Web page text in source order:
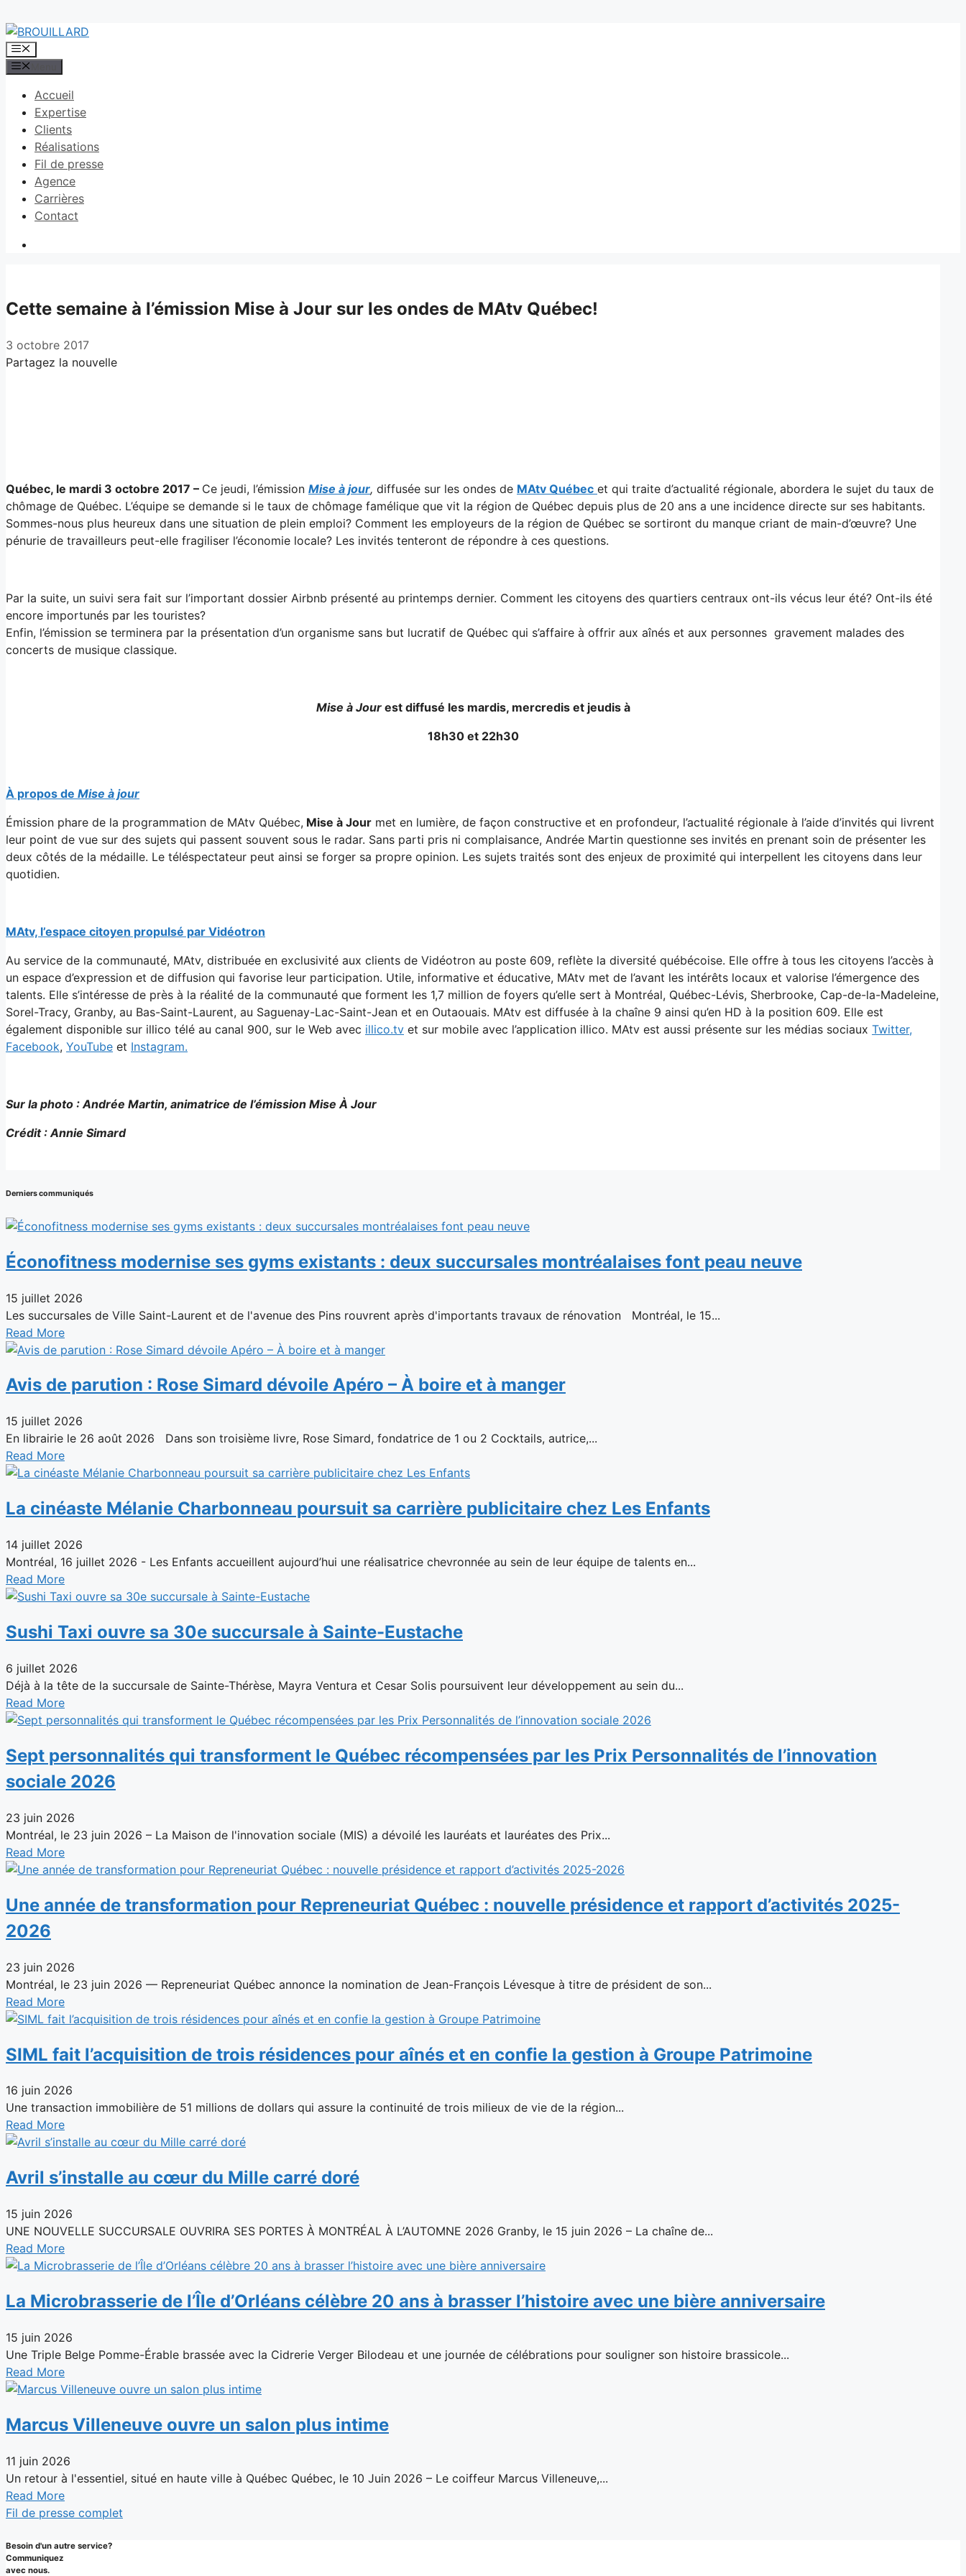
Aller
au
contenu
Menu
Accueil
Expertise
Clients
Réalisations
Fil de presse
Agence
Carrières
Contact
Cette semaine à l’émission Mise à Jour sur les ondes de MAtv Québec!
3 octobre 2017
Partagez la nouvelle
Email
Québec, le mardi 3 octobre 2017 – Ce jeudi, l’émission Mise à jour, diffusée sur les ondes de MAtv Québec et qui traite d’actualité régionale, abordera le sujet du taux de
chômage de Québec. L’équipe se demande si le taux de chômage famélique que vit la région de Québec depuis plus de 20 ans a une incidence directe sur ses habitants.
Sommes-nous plus heureux dans une situation de plein emploi? Comment les employeurs de la région de Québec se sortiront du manque criant de main-d’œuvre? Une
pénurie de travailleurs peut-elle fragiliser l’économie locale? Les invités tenteront de répondre à ces questions.
Par la suite, un suivi sera fait sur l’important dossier Airbnb présenté au printemps dernier. Comment les citoyens des quartiers centraux ont-ils vécus leur été? Ont-ils été
encore importunés par les touristes?
Enfin, l’émission se terminera par la présentation d’un organisme sans but lucratif de Québec qui s’affaire à offrir aux aînés et aux personnes gravement malades des
concerts de musique classique.
Mise à Jour est diffusé les mardis, mercredis et jeudis à
18h30 et 22h30
À propos de Mise à jour
Émission phare de la programmation de MAtv Québec, Mise à Jour met en lumière, de façon constructive et en profondeur, l’actualité régionale à l’aide d’invités qui livrent
leur point de vue sur des sujets qui passent souvent sous le radar. Sans parti pris ni complaisance, Andrée Martin questionne ses invités en prenant soin de présenter les
deux côtés de la médaille. Le téléspectateur peut ainsi se forger sa propre opinion. Les sujets traités sont des enjeux de proximité qui interpellent les citoyens dans leur
quotidien.
MAtv, l’espace citoyen propulsé par Vidéotron
Au service de la communauté, MAtv, distribuée en exclusivité aux clients de Vidéotron au poste 609, reflète la diversité québécoise. Elle offre à tous les citoyens l’accès à
un espace d’expression et de diffusion qui favorise leur participation. Utile, informative et éducative, MAtv met de l’avant les intérêts locaux et valorise l’émergence des
talents. Elle s’intéresse de près à la réalité de la communauté que forment les 1,7 million de foyers qu’elle sert à Montréal, Québec-Lévis, Sherbrooke, Cap-de-la-Madeleine,
Sorel-Tracy, Granby, au Bas-Saint-Laurent, au Saguenay-Lac-Saint-Jean et en Outaouais. MAtv est diffusée à la chaîne 9 ainsi qu’en HD à la position 609. Elle est
également disponible sur illico télé au canal 900, sur le Web avec illico.tv et sur mobile avec l’application illico. MAtv est aussi présente sur les médias sociaux Twitter,
Facebook, YouTube et Instagram.
Sur la photo : Andrée Martin, animatrice de l’émission Mise À Jour
Crédit : Annie Simard
Derniers communiqués
Éconofitness modernise ses gyms existants : deux succursales montréalaises font peau neuve
15 juillet 2026
Les succursales de Ville Saint-Laurent et de l'avenue des Pins rouvrent après d'importants travaux de rénovation Montréal, le 15...
Read More
Avis de parution : Rose Simard dévoile Apéro – À boire et à manger
15 juillet 2026
En librairie le 26 août 2026 Dans son troisième livre, Rose Simard, fondatrice de 1 ou 2 Cocktails, autrice,...
Read More
La cinéaste Mélanie Charbonneau poursuit sa carrière publicitaire chez Les Enfants
14 juillet 2026
Montréal, 16 juillet 2026 - Les Enfants accueillent aujourd’hui une réalisatrice chevronnée au sein de leur équipe de talents en...
Read More
Sushi Taxi ouvre sa 30e succursale à Sainte-Eustache
6 juillet 2026
Déjà à la tête de la succursale de Sainte-Thérèse, Mayra Ventura et Cesar Solis poursuivent leur développement au sein du...
Read More
Sept personnalités qui transforment le Québec récompensées par les Prix Personnalités de l’innovation
sociale 2026
23 juin 2026
Montréal, le 23 juin 2026 – La Maison de l'innovation sociale (MIS) a dévoilé les lauréats et lauréates des Prix...
Read More
Une année de transformation pour Repreneuriat Québec : nouvelle présidence et rapport d’activités 2025-
2026
23 juin 2026
Montréal, le 23 juin 2026 — Repreneuriat Québec annonce la nomination de Jean-François Lévesque à titre de président de son...
Read More
SIML fait l’acquisition de trois résidences pour aînés et en confie la gestion à Groupe Patrimoine
16 juin 2026
Une transaction immobilière de 51 millions de dollars qui assure la continuité de trois milieux de vie de la région...
Read More
Avril s’installe au cœur du Mille carré doré
15 juin 2026
UNE NOUVELLE SUCCURSALE OUVRIRA SES PORTES À MONTRÉAL À L’AUTOMNE 2026 Granby, le 15 juin 2026 – La chaîne de...
Read More
La Microbrasserie de l’Île d’Orléans célèbre 20 ans à brasser l’histoire avec une bière anniversaire
15 juin 2026
Une Triple Belge Pomme-Érable brassée avec la Cidrerie Verger Bilodeau et une journée de célébrations pour souligner son histoire brassicole...
Read More
Marcus Villeneuve ouvre un salon plus intime
11 juin 2026
Un retour à l'essentiel, situé en haute ville à Québec Québec, le 10 Juin 2026 – Le coiffeur Marcus Villeneuve,...
Read More
Fil de presse complet
Besoin d'un autre service?
Communiquez
avec nous.